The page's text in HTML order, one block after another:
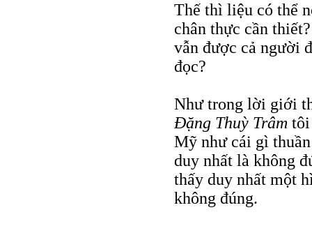
Thế thì liệu có thể
chân thực cần
vẫn được cả người
đọc?
Như trong lời giới
Ðặng Thuỳ Trâm tôi
Mỹ như cái gì
duy nhất là không
thấy duy nhất một
không đúng.